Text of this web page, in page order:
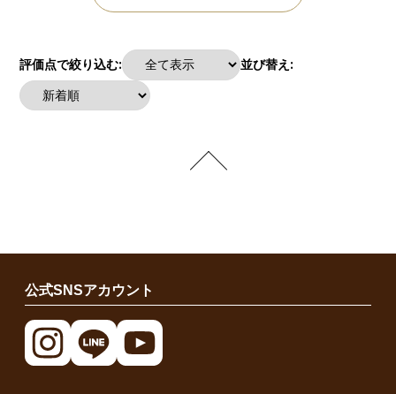
評価点で絞り込む: 並び替え:
公式SNSアカウント